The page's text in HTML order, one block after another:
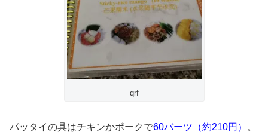
qrf
パッタイの具はチキンかポークで60バーツ（約210円）
。